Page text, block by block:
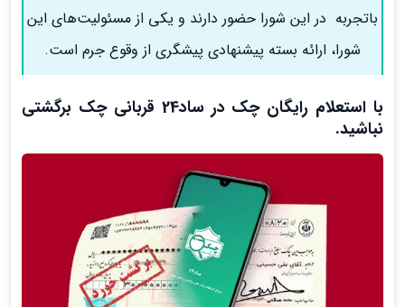
باتجربه در این شورا حضور دارند و یکی از مسئولیت‌های این
شورا، ارائه بسته پیشنهادی پیشگری از وقوع جرم است.
با استعلام رایگان چک در ساد24 قربانی چک برگشتی
نباشید.